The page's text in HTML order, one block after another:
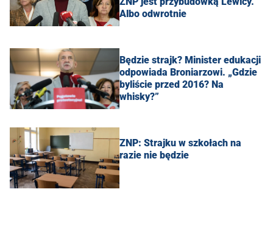
Albo odwrotnie
Będzie strajk? Minister edukacji
odpowiada Broniarzowi. „Gdzie
byliście przed 2016? Na
whisky?”
ZNP: Strajku w szkołach na
razie nie będzie